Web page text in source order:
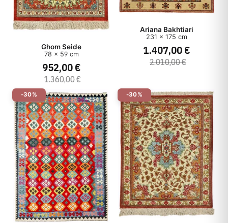
Ghom Seide
78 x 59 cm
952,00 €
1.360,00 €
Ariana Bakhtiari
231 x 175 cm
1.407,00 €
2.010,00 €
-30% -30%